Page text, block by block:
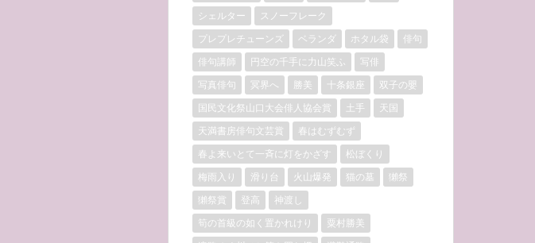
シェルター
スノーフレーク
プレプレチューンズ
ベランダ ホタル袋
俳句
俳句講師
円空の千手に力山笑ふ
写俳
写真俳句
冥界へ 勝美 十条銀座
双子の嬰
国民文化祭山口大会俳人協会賞
土手
天国
天満書房俳句文芸賞
春はむずむず
春よ来いとて一斉に灯をかざす
松ぼくり
梅雨入り
滑り台 火山爆発 猫の墓
獺祭
獺祭賞
登高
神渡し
筍の首級の如く置かれけり
粟村勝美